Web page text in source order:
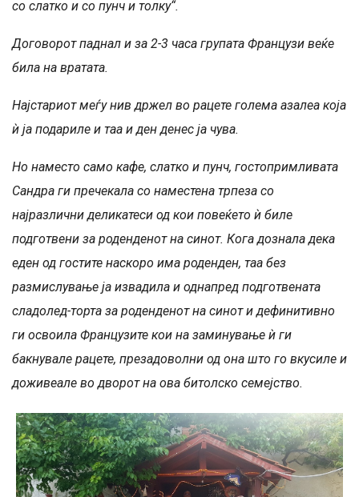
со слатко и со пунч и толку“.
Договорот паднал и за 2-3 часа групата Французи веќе
била на вратата.
Најстариот меѓу нив држел во рацете голема азалеа која
ѝ ја подариле и таа и ден денес ја чува.
Но наместо само кафе, слатко и пунч, гостопримливата
Сандра ги пречекала со наместена трпеза со
најразлични деликатеси од кои повеќето ѝ биле
подготвени за роденденот на синот. Кога дознала дека
еден од гостите наскоро има роденден, таа без
размислување ја извадила и однапред подготвената
сладолед-торта за роденденот на синот и дефинитивно
ги освоила Французите кои на заминување ѝ ги
бакнувале рацете, презадоволни од она што го вкусиле и
доживеале во дворот на ова битолско семејство.